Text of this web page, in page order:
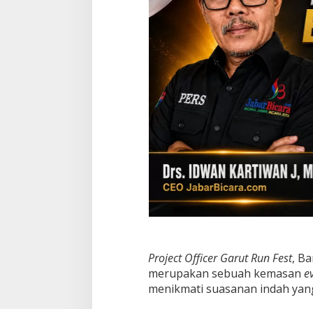
Project Officer Garut Run Fest,
merupakan sebuah kemasan
menikmati suasanan indah